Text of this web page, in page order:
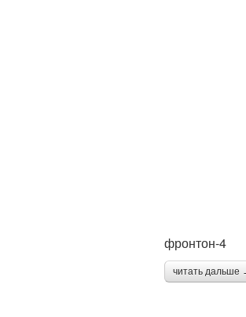
фронтон-4
читать дальше